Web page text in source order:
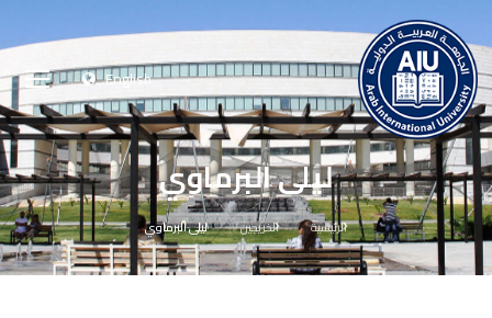
English
ليلى البرماوي
الرئيسية الخريجين ليلى البرماوي